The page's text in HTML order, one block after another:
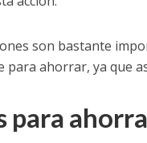
son bastante
para ahorrar, ya que
para